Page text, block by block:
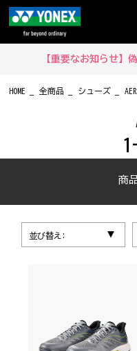
【重要なお知らせ】
HOME 全商品 シューズ
商
並び替え: